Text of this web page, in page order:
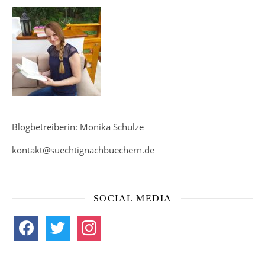
Blogbetreiberin: Monika Schulze
kontakt@suechtignachbuechern.de
SOCIAL MEDIA
facebook twitter instagram